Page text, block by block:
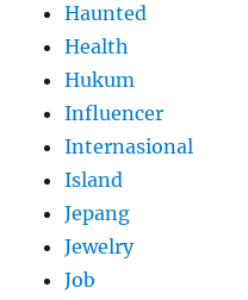
Haunted
Health
Hukum
Influencer
Internasional
Island
Jepang
Jewelry
Job